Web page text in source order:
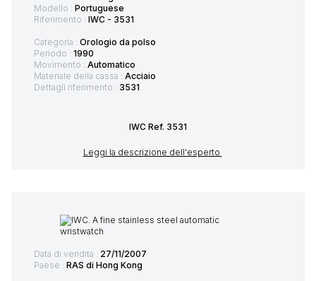
Modello : Portuguese
Riferimento : IWC - 3531
Categoria : Orologio da polso
Periodo : 1990
Movimento : Automatico
Materiale della cassa : Acciaio
Dettagli riferimento : 3531
IWC Ref. 3531
Leggi la descrizione dell'esperto
Data di vendita : 27/11/2007
Paese : RAS di Hong Kong